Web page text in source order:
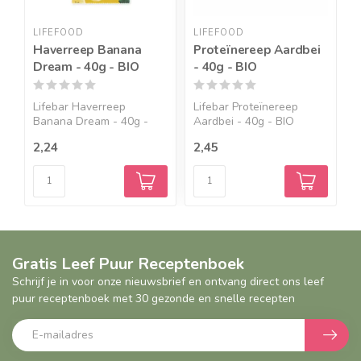
LIFEFOOD
Haverreep Banana
Dream - 40g - BIO
Lifebar Haverreep
Banana Dream - 40g -
2,24
LIFEFOOD
Proteïnereep Aardbei
- 40g - BIO
Lifebar Proteïnereep
Aardbei - 40g - BIO
2,45
Gratis Leef Puur Receptenboek
Schrijf je in voor onze nieuwsbrief en ontvang direct ons leef
puur receptenboek met 30 gezonde en snelle recepten